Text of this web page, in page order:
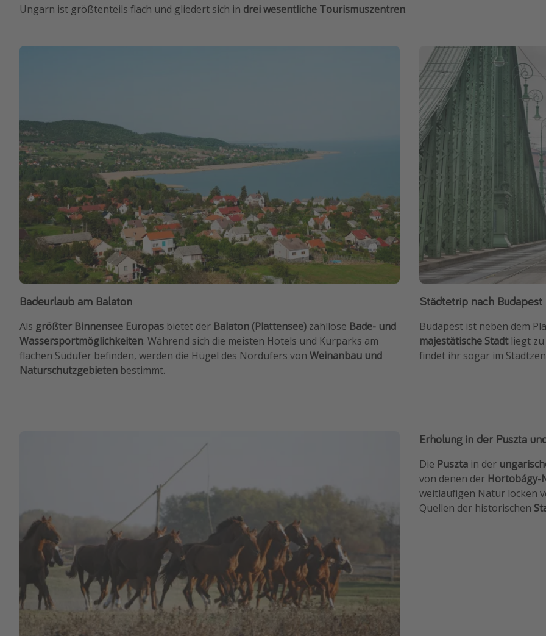
Ungarn ist größtenteils flach und gliedert sich in drei wesentliche Tourismuszentren.
Badeurlaub am Balaton
Als größter Binnensee Europas bietet der Balaton (Plattensee) zahllose Bade- und
Wassersportmöglichkeiten. Während sich die meisten Hotels und Kurparks am
flachen Südufer befinden, werden die Hügel des Nordufers von Weinanbau und
Naturschutzgebieten bestimmt.
Städtetrip nach Budapest
Budapest ist neben dem
majestätische Stadtliegt zu
findet ihr sogar im
Erholung in der Puszta
Die Puszta in der
von denen der Hortobágy-
weitläufigen Natur locken
Quellen der historischen